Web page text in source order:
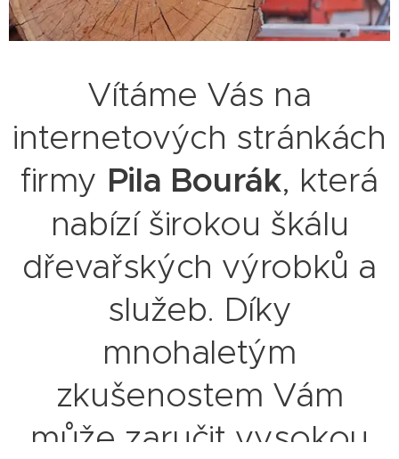
Vítáme Vás na
internetových stránkách
firmy Pila Bourák, která
nabízí širokou škálu
dřevařských výrobků a
služeb. Díky
mnohaletým
zkušenostem Vám
může zaručit vysokou